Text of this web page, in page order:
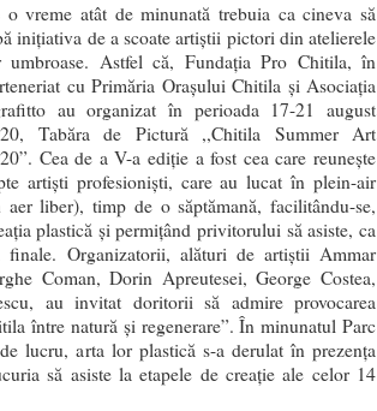
o vreme atât de minunată trebuia ca cineva să
inițiativa de a scoate artiștii pictori din atelierele
umbroase. Astfel că, Fundația Pro Chitila, în
cu Primăria Orașului Chitila și Asociația
au organizat în perioada 17-21 august
Tabăra de Pictură ,,Chitila Summer Art
Cea de a V-a ediție a fost cea care reunește
artişti profesionişti, care au lucat în plein-air
aer liber), timp de o săptămană, facilitându-se,
plastică și permiţând privitorului să asiste, ca
Organizatorii, alături de artiştii Ammar
Coman, Dorin Apreutesei, George Costea,
au invitat doritorii să admire provocarea
între natură şi regenerare”. În minunatul Parc
lucru, arta lor plastică s-a derulat în prezenţa
să asiste la etapele de creaţie ale celor 14